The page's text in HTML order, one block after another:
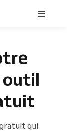
outil
qui